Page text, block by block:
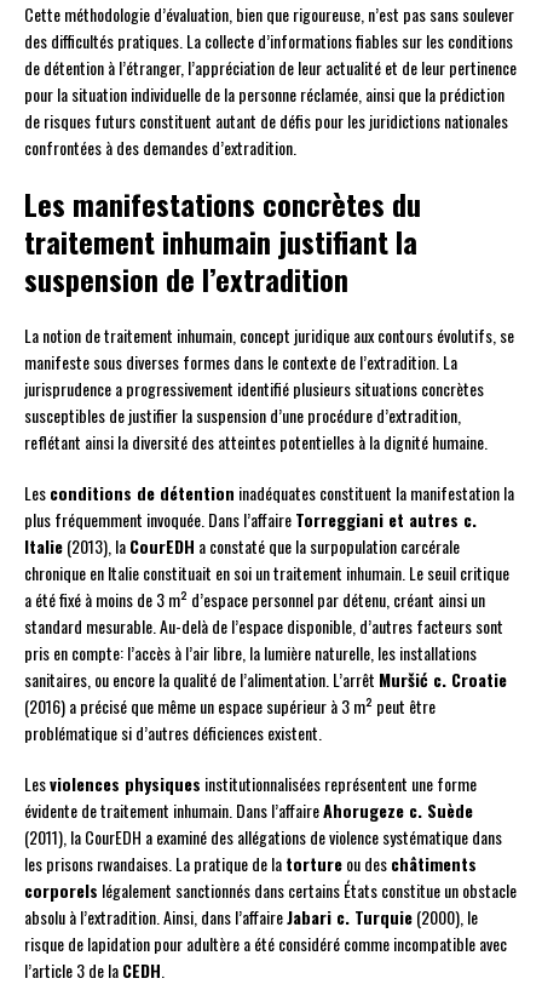
Cette méthodologie d’évaluation, bien que rigoureuse, n’est pas sans soulever
des difficultés pratiques. La collecte d’informations fiables sur les conditions
de détention à l’étranger, l’appréciation de leur actualité et de leur pertinence
pour la situation individuelle de la personne réclamée, ainsi que la prédiction
de risques futurs constituent autant de défis pour les juridictions nationales
confrontées à des demandes d’extradition.
Les manifestations concrètes du
traitement inhumain justifiant la
suspension de l’extradition
La notion de traitement inhumain, concept juridique aux contours évolutifs, se
manifeste sous diverses formes dans le contexte de l’extradition. La
jurisprudence a progressivement identifié plusieurs situations concrètes
susceptibles de justifier la suspension d’une procédure d’extradition,
reflétant ainsi la diversité des atteintes potentielles à la dignité humaine.
Lesconditions de détention inadéquates constituent la manifestation la
plus fréquemment invoquée. Dans l’affaireTorreggiani et autres c.
Italie(2013), laCourEDH a constaté que la surpopulation carcérale
chronique en Italie constituait en soi un traitement inhumain. Le seuil critique
a été fixé à moins de 3 m² d’espace personnel par détenu, créant ainsi un
standard mesurable. Au-delà de l’espace disponible, d’autres facteurs sont
pris en compte: l’accès à l’air libre, la lumière naturelle, les installations
sanitaires, ou encore la qualité de l’alimentation. L’arrêt Muršić c. Croatie
(2016) a précisé que même un espace supérieur à 3 m² peut être
problématique si d’autres déficiences existent.
Lesviolences physiques institutionnalisées représentent une forme
évidente de traitement inhumain. Dans l’affaireAhorugeze c. Suède
(2011), la CourEDH a examiné des allégations de violence systématique dans
les prisons rwandaises. La pratique de latortureou deschâtiments
corporels légalement sanctionnés dans certains États constitue un obstacle
absolu à l’extradition. Ainsi, dans l’affaireJabari c. Turquie(2000), le
risque de lapidation pour adultère a été considéré comme incompatible avec
l’article 3 de laCEDH.